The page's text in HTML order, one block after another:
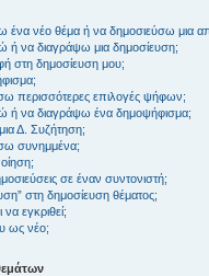
νέο θέμα ή να δημοσιεύσω μια
να διαγράψω μια δημοσίευση;
στη δημοσίευση μου;
περισσότερες επιλογές ψήφων;
ή να διαγράψω ένα δημοψήφισμα;
Δ. Συζήτηση;
συνημμένα;
σε έναν συντονιστή;
στη δημοσίευση θέματος;
να εγκριθεί;
ως νέο;